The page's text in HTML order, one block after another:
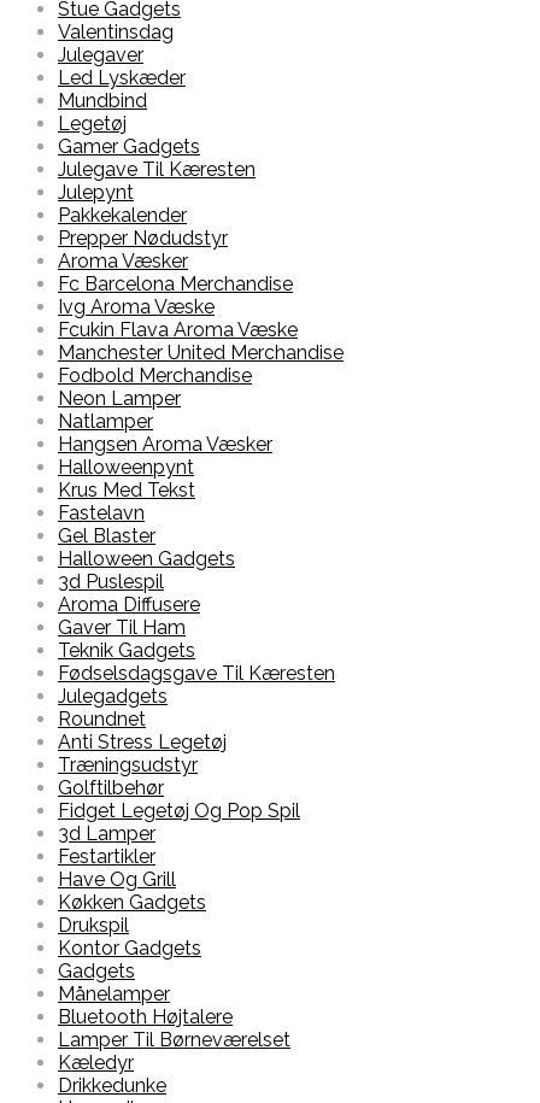
Stue Gadgets
Valentinsdag
Julegaver
Led Lyskæder
Mundbind
Legetøj
Gamer Gadgets
Julegave Til Kæresten
Julepynt
Pakkekalender
Prepper Nødudstyr
Aroma Væsker
Fc Barcelona Merchandise
Ivg Aroma Væske
Fcukin Flava Aroma Væske
Manchester United Merchandise
Fodbold Merchandise
Neon Lamper
Natlamper
Hangsen Aroma Væsker
Halloweenpynt
Krus Med Tekst
Fastelavn
Gel Blaster
Halloween Gadgets
3d Puslespil
Aroma Diffusere
Gaver Til Ham
Teknik Gadgets
Fødselsdagsgave Til Kæresten
Julegadgets
Roundnet
Anti Stress Legetøj
Træningsudstyr
Golftilbehør
Fidget Legetøj Og Pop Spil
3d Lamper
Festartikler
Have Og Grill
Køkken Gadgets
Drukspil
Kontor Gadgets
Gadgets
Månelamper
Bluetooth Højtalere
Lamper Til Børneværelset
Kæledyr
Drikkedunke